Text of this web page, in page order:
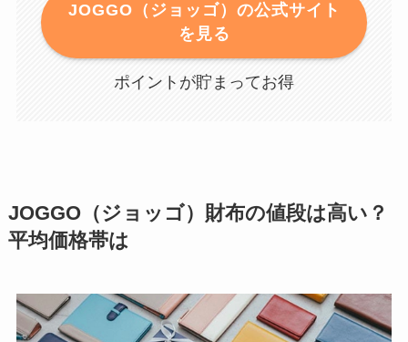
JOGGO（ジョッゴ）の公式サイト
を見る
ポイントが貯まってお得
JOGGO（ジョッゴ）財布の値段は高い？
平均価格帯は